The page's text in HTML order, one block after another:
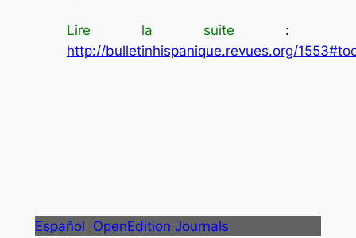
Lire la suite :
http://bulletinhispanique.revues.org/
Español OpenEdition Journals